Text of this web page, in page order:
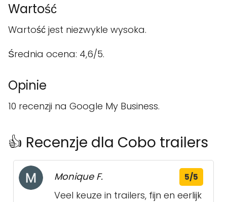
Wartość
Wartość jest niezwykle wysoka.
Średnia ocena: 4,6/5.
Opinie
10 recenzji na Google My Business.
👍 Recenzje dla Cobo trailers
Monique F. 5/5
Veel keuze in trailers, fijn en eerlijk